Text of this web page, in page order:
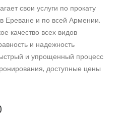
свои услуги по прокату
Ереване и по всей Армении.
качество всех видов
и надежность
и упрощенный процесс
доступные цены